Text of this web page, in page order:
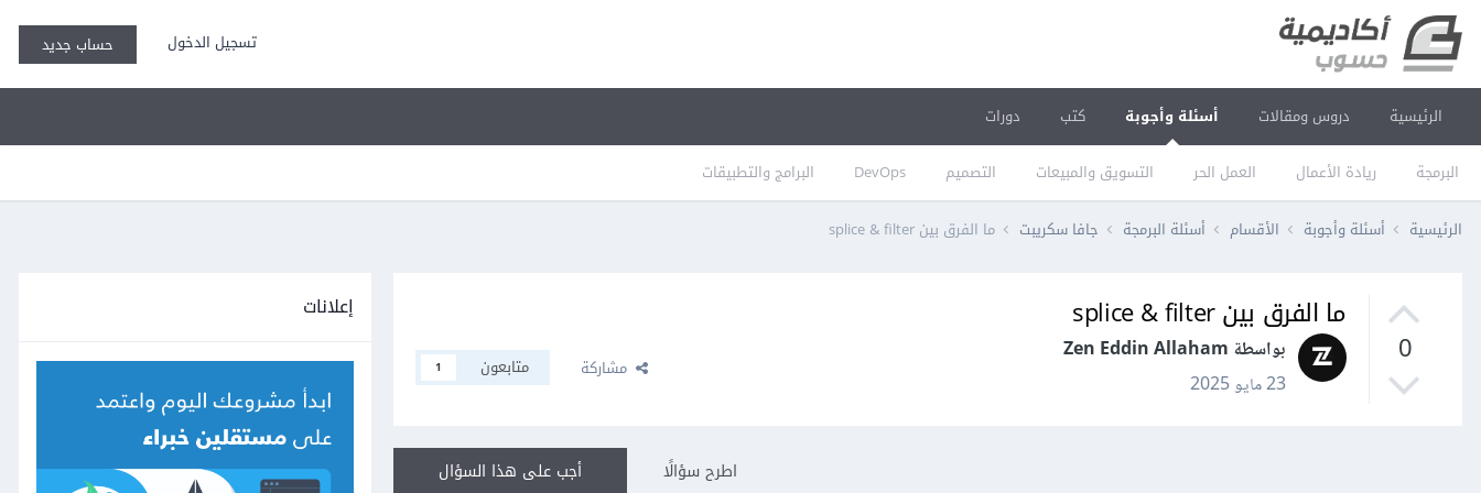
تسجيل الدخول حساب جديد
الرئيسية دروس ومقالات أسئلة وأجوبة
البرمجة ريادة الأعمال العمل الحر التسويق والمبيعات التصميم DevOps البرامج والتطبيقات
كتب دورات
الرئيسية أسئلة وأجوبة الأقسام أسئلة البرمجة جافا سكريبت ما الفرق بين splice & filter
0
ما الفرق بين splice & filter
بواسطة Zen Eddin Allaham
23 مايو 2025
مشاركة متابعون 1
أجب على هذا السؤال اطرح سؤالًا
إعلانات